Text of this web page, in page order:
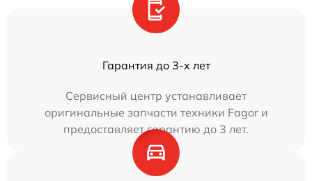
Гарантия до 3-х лет
Сервисный центр устанавливает
оригинальные запчасти техники Fagor и
предоставляет гарантию до 3 лет.